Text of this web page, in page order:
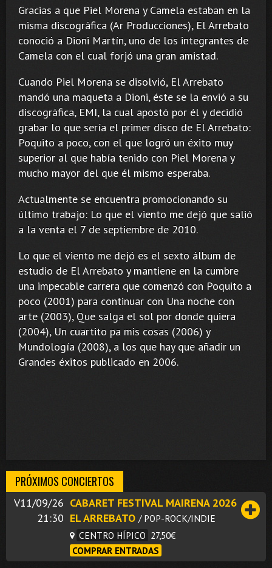
Gracias a que Piel Morena y Camela estaban en la
misma discográfica (Ar Producciones), El Arrebato
conoció a Dioni Martín, uno de los integrantes de
Camela con el cual forjó una gran amistad.
Cuando Piel Morena se disolvió, El Arrebato
mandó una maqueta a Dioni, éste se la envió a su
discográfica, EMI, la cual apostó por él y decidió
grabar lo que sería el primer disco de El Arrebato:
Poquito a poco, con el que logró un éxito muy
superior al que había tenido con Piel Morena y
mucho mayor del que él mismo esperaba.
Actualmente se encuentra promocionando su
último trabajo: Lo que el viento me dejó que salió
a la venta el 7 de septiembre de 2010.
Lo que el viento me dejó es el sexto álbum de
estudio de El Arrebato y mantiene en la cumbre
una impecable carrera que comenzó con Poquito a
poco (2001) para continuar con Una noche con
arte (2003), Que salga el sol por donde quiera
(2004), Un cuartito pa mis cosas (2006) y
Mundología (2008), a los que hay que añadir un
Grandes éxitos publicado en 2006.
PRÓXIMOS CONCIERTOS
V11/09/26
21:30
CABARET FESTIVAL MAIRENA 2026
EL ARREBATO / POP-ROCK/INDIE
CENTRO HÍPICO 27,50€
COMPRAR ENTRADAS